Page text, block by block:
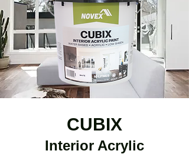
CUBIX
Interior Acrylic